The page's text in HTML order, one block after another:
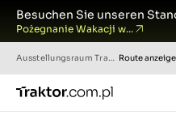
Besuchen Sie unseren
Pożegnanie Wakacji w...
AusstellungsraumTraktor.com.pl Route